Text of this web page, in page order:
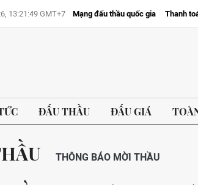
13:21:49 GMT+7 Mạng đấu thầu quốc gia Thanh
ĐẤU THẦU ĐẤU GIÁ
THÔNG BÁO MỜI THẦU